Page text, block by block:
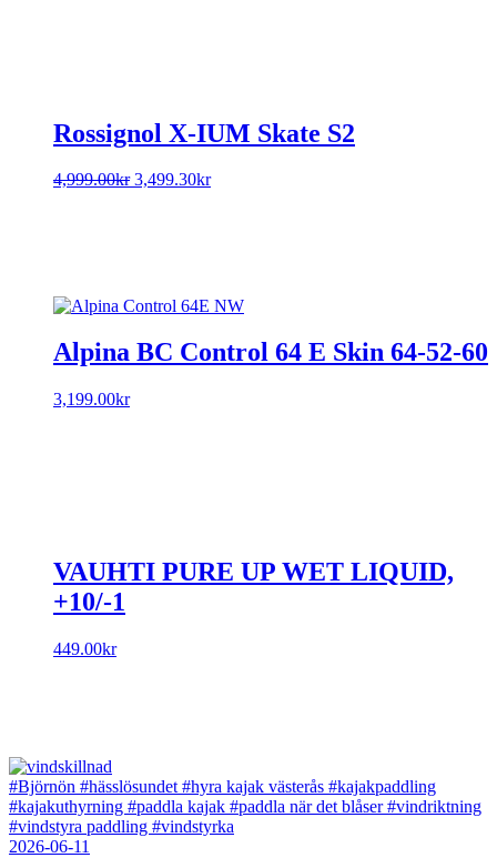
Rossignol X-IUM Skate S2
4,999.00kr Original
3,499.30krCurrent
Alpina BC Control 64 E Skin 64-52-60
3,199.00kr
VAUHTI PURE UP WET LIQUID,
+10/-1
449.00kr
#Björnön #hässlösundet #hyra kajak västerås #kajakpaddling
#kajakuthyrning #paddla kajak #paddla när det blåser#vindriktning
#vindstyra paddling #vindstyrka
2026-06-11